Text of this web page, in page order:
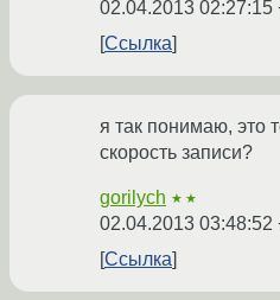
02.04.2013 02:27:15
Ссылка
я так понимаю, это
скорость записи?
gorilych ★★
02.04.2013 03:48:52
Ссылка